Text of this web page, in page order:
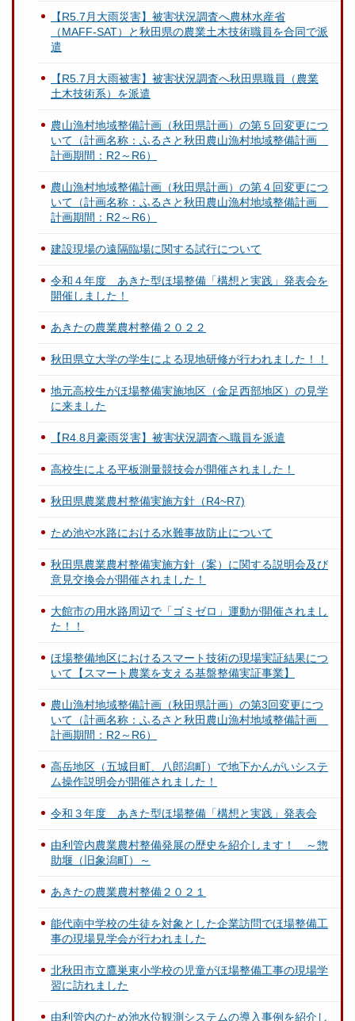
【R5.7月大雨災害】被害状況調査へ農林水産省
（MAFF-SAT）と秋田県の農業土木技術職員を合同で派
遣
【R5.7月大雨被害】被害状況調査へ秋田県職員（農業
土木技術系）を派遣
農山漁村地域整備計画（秋田県計画）の第５回変更につ
いて（計画名称：ふるさと秋田農山漁村地域整備計画
計画期間：R2～R6）
農山漁村地域整備計画（秋田県計画）の第４回変更につ
いて（計画名称：ふるさと秋田農山漁村地域整備計画
計画期間：R2～R6）
建設現場の遠隔臨場に関する試行について
令和４年度 あきた型ほ場整備「構想と実践」発表会を
開催しました！
あきたの農業農村整備２０２２
秋田県立大学の学生による現地研修が行われました！！
地元高校生がほ場整備実施地区（金足西部地区）の見学
に来ました
【R4.8月豪雨災害】被害状況調査へ職員を派遣
高校生による平板測量競技会が開催されました！
秋田県農業農村整備実施方針（R4~R7)
ため池や水路における水難事故防止について
秋田県農業農村整備実施方針（案）に関する説明会及び
意見交換会が開催されました！
大館市の用水路周辺で「ゴミゼロ」運動が開催されまし
た！！
ほ場整備地区におけるスマート技術の現場実証結果につ
いて【スマート農業を支える基盤整備実証事業】
農山漁村地域整備計画（秋田県計画）の第3回変更につ
いて（計画名称：ふるさと秋田農山漁村地域整備計画
計画期間：R2～R6）
高岳地区（五城目町、八郎潟町）で地下かんがいシステ
ム操作説明会が開催されました！
令和３年度 あきた型ほ場整備「構想と実践」発表会
由利管内農業農村整備発展の歴史を紹介します！ ～惣
助堰（旧象潟町）～
あきたの農業農村整備２０２１
能代南中学校の生徒を対象とした企業訪問でほ場整備工
事の現場見学会が行われました
北秋田市立鷹巣東小学校の児童がほ場整備工事の現場学
習に訪れました
由利管内のため池水位観測システムの導入事例を紹介し